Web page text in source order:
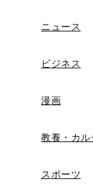
ニュース
ビジネス
漫画
教養・カル
スポーツ